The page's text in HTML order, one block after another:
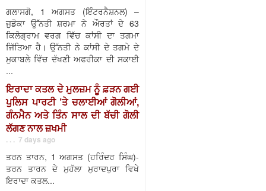
ਗਲਾਸਗੋ, 1 ਅਗਸਤ (ਇੰਟਰਨੈਸ਼ਨਲ) –
ਜੁਡੋਕਾ ਉੱਨਤੀ ਸ਼ਰਮਾ ਨੇ ਔਰਤਾਂ ਦੇ 63
ਕਿਲੋਗ੍ਰਾਮ ਵਰਗ ਵਿੱਚ ਕਾਂਸੀ ਦਾ ਤਗਮਾ
ਜਿੱਤਿਆ ਹੈ। ਉੱਨਤੀ ਨੇ ਕਾਂਸੀ ਦੇ ਤਗਮੇ ਦੇ
ਮੁਕਾਬਲੇ ਵਿੱਚ ਦੱਖਣੀ ਅਫਰੀਕਾ ਦੀ ਸਕਾਈ
...
ਇਰਾਦਾ ਕਤਲ ਦੇ ਮੁਲਜ਼ਮ ਨੂੰ ਫ਼ੜਨ ਗਈ
ਪੁਲਿਸ ਪਾਰਟੀ ’ਤੇ ਚਲਾਈਆਂ ਗੋਲੀਆਂ,
ਗੰਨਮੈਨ ਅਤੇ ਤਿੰਨ ਸਾਲ ਦੀ ਬੱਚੀ ਗੋਲੀ
ਲੱਗਣ ਨਾਲ ਜ਼ਖਮੀ
. . . 7 days ago
ਤਰਨ ਤਾਰਨ, 1 ਅਗਸਤ (ਹਰਿੰਦਰ ਸਿੰਘ)-
ਤਰਨ ਤਾਰਨ ਦੇ ਮੁਹੱਲਾ ਮੁਰਾਦਪੁਰਾ ਵਿਖੇ
ਇਰਾਦਾ ਕਤਲ...